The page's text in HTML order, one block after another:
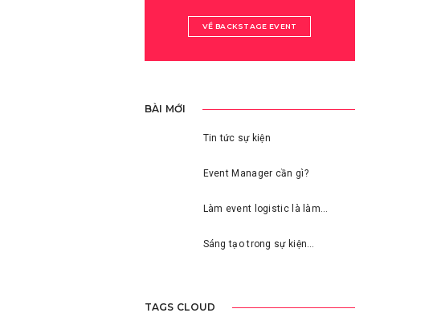
VỀ BACKSTAGE EVENT
BÀI MỚI
Tin tức sự kiện
Event Manager cần gì?
Làm event logistic là làm…
Sáng tạo trong sự kiện…
TAGS CLOUD